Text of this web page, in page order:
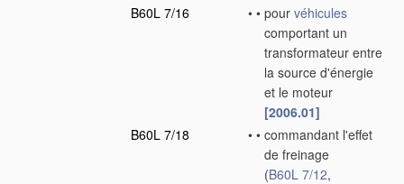
B60L 7/16
• • pour véhicules
comportant un
transformateur entre
la source d'énergie
et le moteur
[2006.01]
B60L 7/18
• • commandant l'effet
de freinage
(B60L 7/12,